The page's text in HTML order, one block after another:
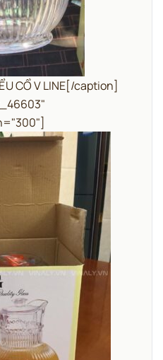
CỔ V LINE[/caption]